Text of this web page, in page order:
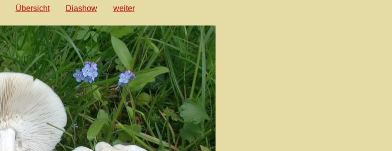
Übersicht Diashow weiter